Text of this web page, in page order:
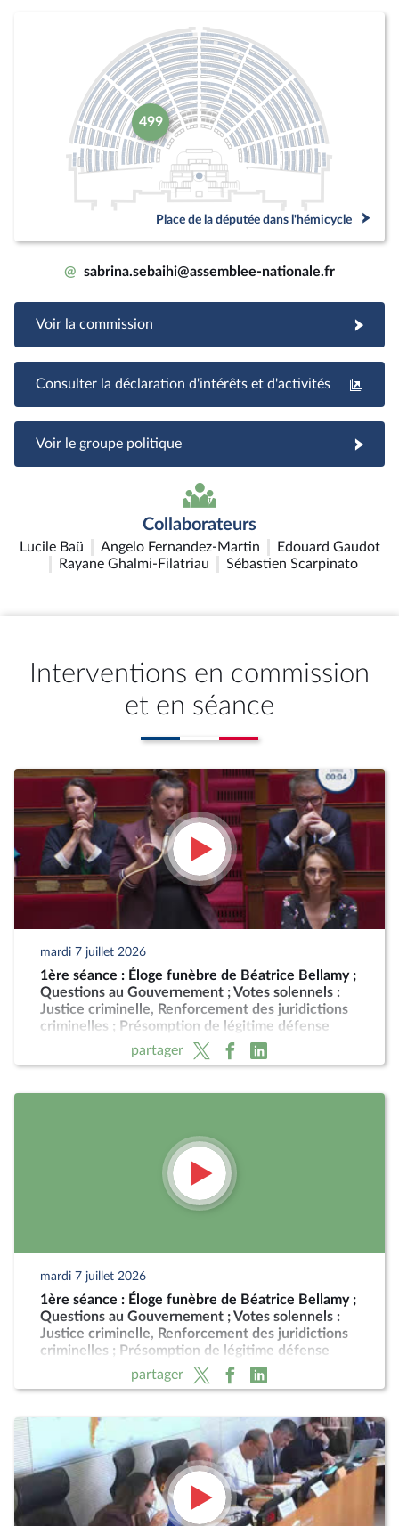
499
Place de la députée dans l'hémicycle
@ sabrina.sebaihi@assemblee-nationale.fr
Voir la commission
Consulter la déclaration d'intérêts et d'activités
Voir le groupe politique
Collaborateurs
Lucile Baü Angelo Fernandez-Martin
Edouard Gaudot
Rayane Ghalmi-Filatriau
Sébastien Scarpinato
Interventions en commission
et en séance
mardi 7 juillet 2026
1ère séance : Éloge funèbre de Béatrice Bellamy ;
Questions au Gouvernement ; Votes solennels :
Justice criminelle, Renforcement des juridictions
criminelles ; Présomption de légitime défense
pour les forces de l'ordre
partager
mardi 7 juillet 2026
1ère séance : Éloge funèbre de Béatrice Bellamy ;
Questions au Gouvernement ; Votes solennels :
Justice criminelle, Renforcement des juridictions
criminelles ; Présomption de légitime défense
pour les forces de l'ordre
partager